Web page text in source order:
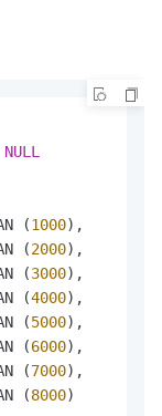
NULL
(1000),
(2000),
(3000),
(4000),
(5000),
(6000),
(7000),
(8000)